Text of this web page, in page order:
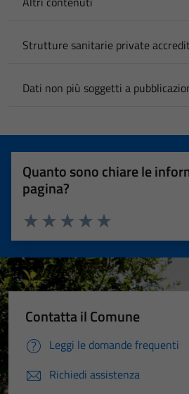
Strutture sanitarie private
Dati non più soggetti a
Quanto sono chiare le
pagina?
Valuta 5 stelle su 5
Valuta 4 stelle su 5
Valuta 3 stelle su 5
Valuta 2 stelle su 5
Valuta 1 stelle su 5
Contatta il Comune
Leggi le domande frequenti
Richiedi assistenza